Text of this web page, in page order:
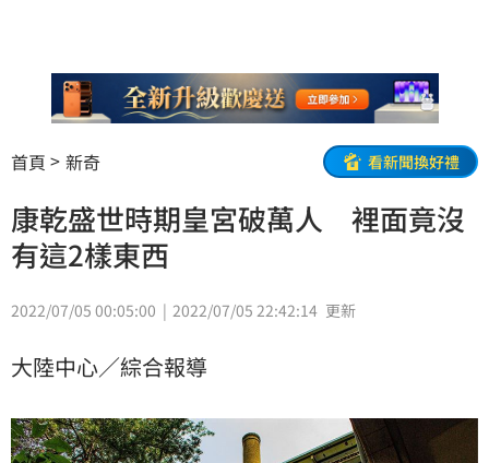
首頁 新奇 看新聞換好禮
康乾盛世時期皇宮破萬人 裡面竟沒
有這2樣東西
2022/07/05 00:05:00 2022/07/05 22:42:14 更新
大陸中心／綜合報導